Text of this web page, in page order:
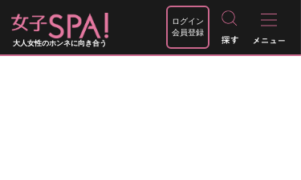
大人女性のホンネに向き合う
ログイン
会員登録